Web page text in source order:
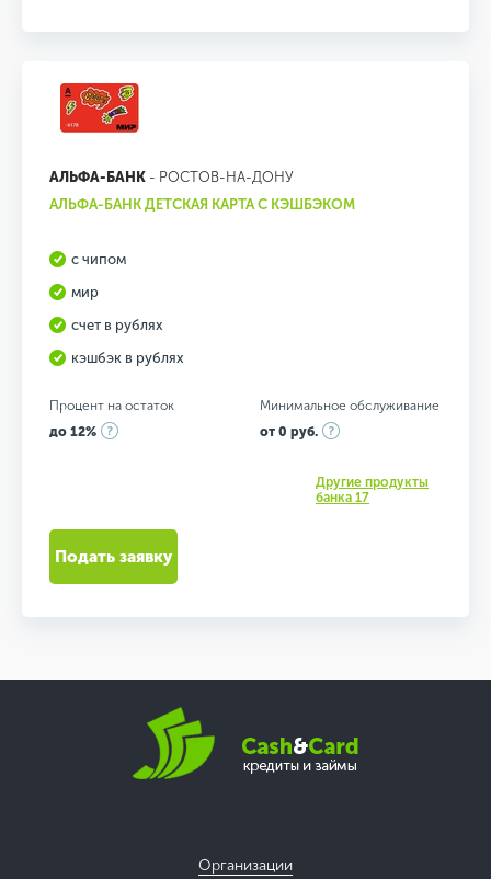
АЛЬФА-БАНК - РОСТОВ-НА-ДОНУ
АЛЬФА-БАНК ДЕТСКАЯ КАРТА С КЭШБЭКОМ
с чипом
мир
счет в рублях
кэшбэк в рублях
Процент на остаток
до 12%
Минимальное обслуживание
от 0 руб.
Другие продукты
банка 17
Подать заявку
Организации